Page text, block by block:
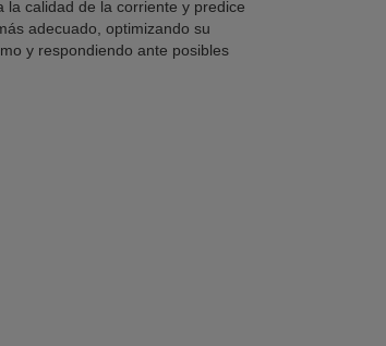
la calidad de la corriente y predice
adecuado, optimizando su
y respondiendo ante posibles